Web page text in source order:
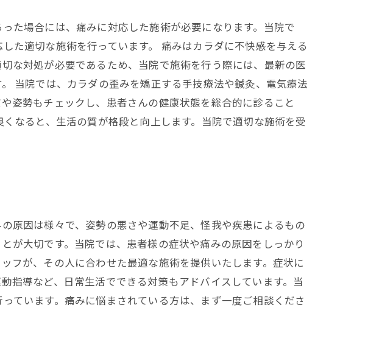
た場合には、痛みに対応した施術が必要になります。当院で
た適切な施術を行っています。 痛みはカラダに不快感を与える
な対処が必要であるため、当院で施術を行う際には、最新の医
当院では、カラダの歪みを矯正する手技療法や鍼灸、電気療法
姿勢もチェックし、患者さんの健康状態を総合的に診ること
なると、生活の質が格段と向上します。当院で適切な施術を受
原因は様々で、姿勢の悪さや運動不足、怪我や疾患によるもの
が大切です。当院では、患者様の症状や痛みの原因をしっかり
フが、その人に合わせた最適な施術を提供いたします。症状に
指導など、日常生活でできる対策もアドバイスしています。当
ています。痛みに悩まされている方は、まず一度ご相談くださ